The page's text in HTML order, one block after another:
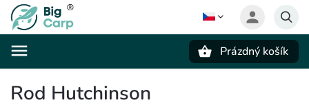
Prázdný košík
Rod Hutchinson